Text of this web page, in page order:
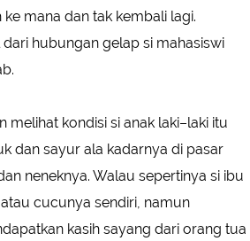
mana dan tak kembali lagi.
hubungan gelap si mahasiswi
melihat kondisi si anak laki–laki itu
dan sayur ala kadarnya di pasar
neneknya. Walau sepertinya si ibu
cucunya sendiri, namun
kasih sayang dari orang tua